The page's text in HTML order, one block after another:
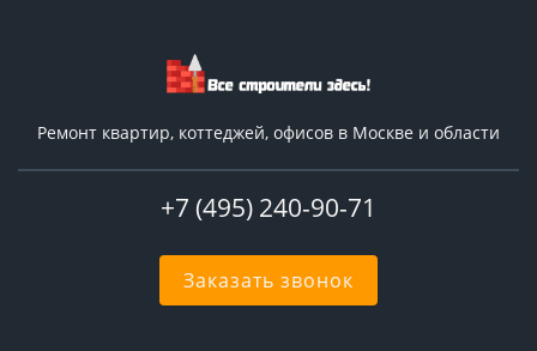
Ремонт квартир, коттеджей, офисов в Москве и области
+7 (495) 240-90-71
Заказать звонок